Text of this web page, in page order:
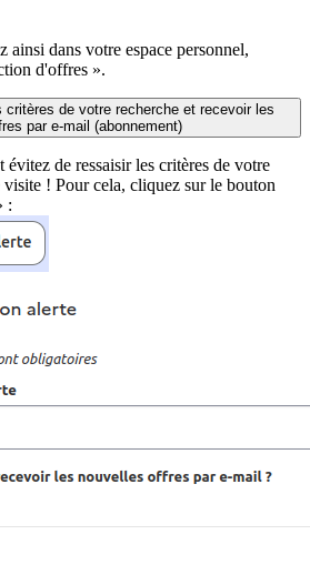
ainsi dans votre espace personnel,
d'offres ».
critères de votre recherche et recevoir les
par e-mail (abonnement)
évitez de ressaisir les critères de votre
visite ! Pour cela, cliquez sur le bouton
: